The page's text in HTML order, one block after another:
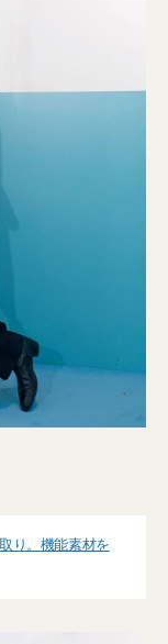
り。機能素材を